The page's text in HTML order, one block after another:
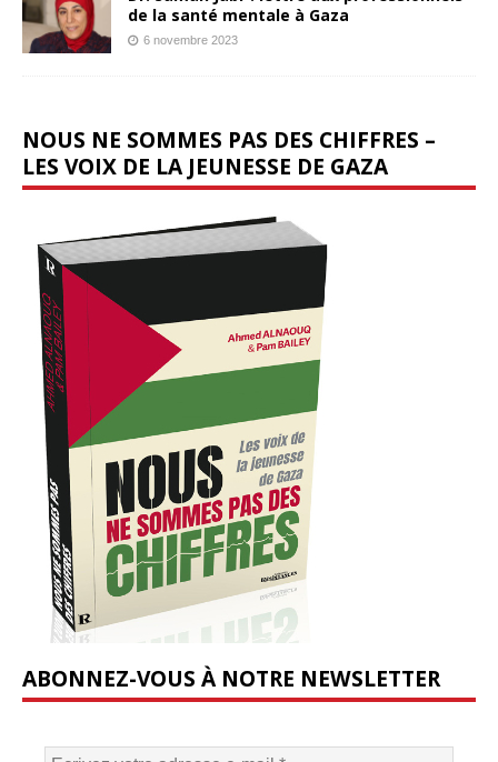
de la santé mentale à Gaza
6 novembre 2023
NOUS NE SOMMES PAS DES CHIFFRES –
LES VOIX DE LA JEUNESSE DE GAZA
ABONNEZ-VOUS À NOTRE NEWSLETTER